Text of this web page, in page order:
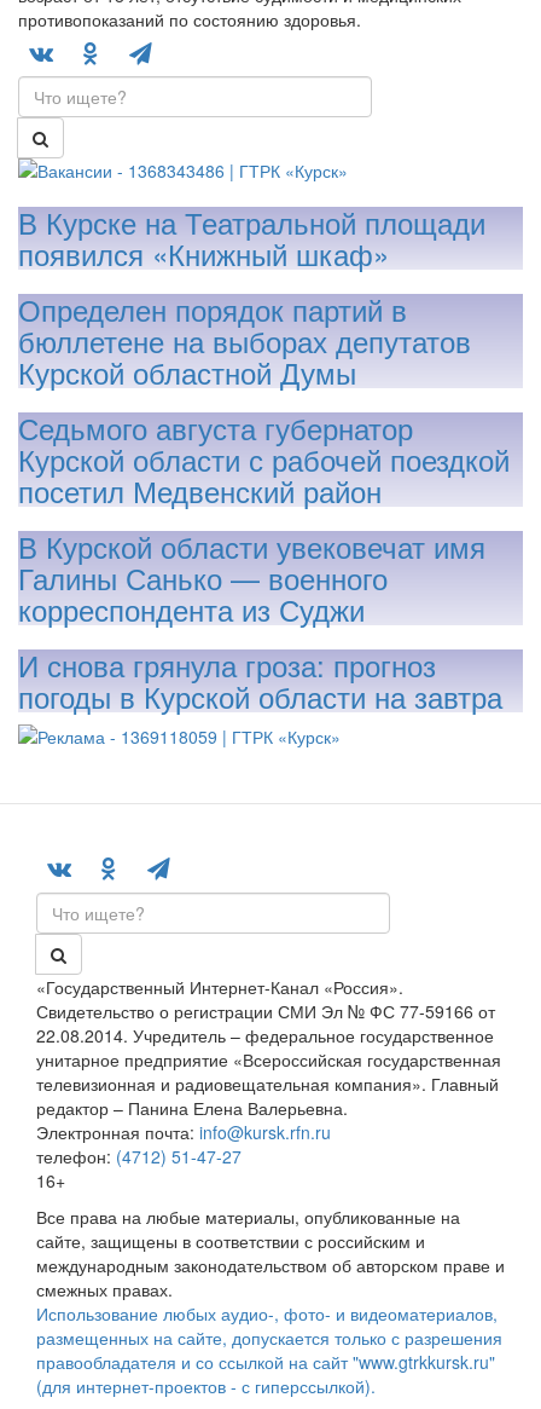
противопоказаний по состоянию здоровья.
В Курске на Театральной площади
появился «Книжный шкаф»
Определен порядок партий в
бюллетене на выборах депутатов
Курской областной Думы
Седьмого августа губернатор
Курской области с рабочей поездкой
посетил Медвенский район
В Курской области увековечат имя
Галины Санько — военного
корреспондента из Суджи
И снова грянула гроза: прогноз
погоды в Курской области на завтра
«Государственный Интернет-Канал «Россия».
Свидетельство о регистрации СМИ Эл № ФС 77-59166 от
22.08.2014. Учредитель – федеральное государственное
унитарное предприятие «Всероссийская государственная
телевизионная и радиовещательная компания». Главный
редактор – Панина Елена Валерьевна.
Электронная почта: info@kursk.rfn.ru
телефон: (4712) 51-47-27
16+
Все права на любые материалы, опубликованные на
сайте, защищены в соответствии с российским и
международным законодательством об авторском праве и
смежных правах.
Использование любых аудио-, фото- и видеоматериалов,
размещенных на сайте, допускается только с разрешения
правообладателя и со ссылкой на сайт "www.gtrkkursk.ru"
(для интернет-проектов - с гиперссылкой).